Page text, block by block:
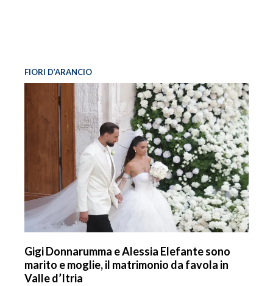
FIORI D’ARANCIO
Gigi Donnarumma e Alessia Elefante sono
marito e moglie, il matrimonio da favola in
Valle d’Itria